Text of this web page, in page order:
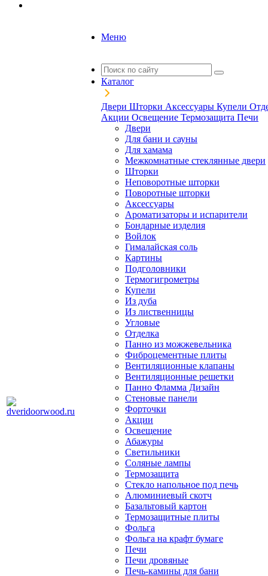
Меню
Каталог
Двери Шторки Аксессуары Купели
Акции Освещение Термозащита Печи
Двери
Для бани и сауны
Для хамама
Межкомнатные стеклянные двери
Шторки
Неповоротные шторки
Поворотные шторки
Аксессуары
Ароматизаторы и испарители
Бондарные изделия
Войлок
Гималайская соль
Картины
Подголовники
Термогигрометры
Купели
Из дуба
Из лиственницы
Угловые
Отделка
Панно из можжевельника
Фиброцементные плиты
Вентиляционные клапаны
Вентиляционные решетки
Панно Фламма Дизайн
Стеновые панели
Форточки
Акции
Освещение
Абажуры
Светильники
Соляные лампы
Термозащита
Стекло напольное под печь
Алюминиевый скотч
Базальтовый картон
Термозащитные плиты
Фольга
Фольга на крафт бумаге
Печи
Печи дровяные
Печь-камины для бани